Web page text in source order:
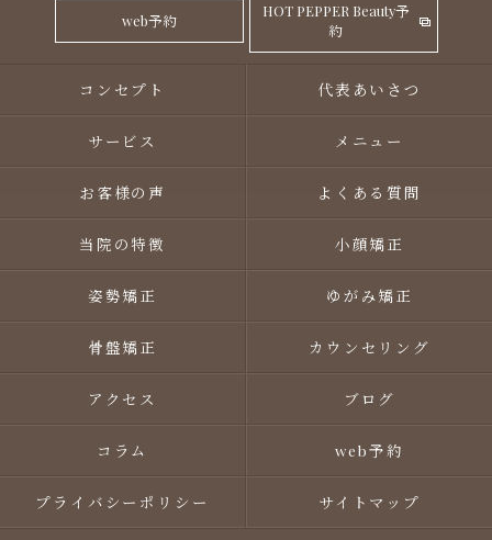
web予約
HOT PEPPER Beauty予
約
コンセプト 代表あいさつ
サービス メニュー
お客様の声 よくある質問
当院の特徴 小顔矯正
姿勢矯正 ゆがみ矯正
骨盤矯正 カウンセリング
アクセス ブログ
コラム web予約
プライバシーポリシー サイトマップ